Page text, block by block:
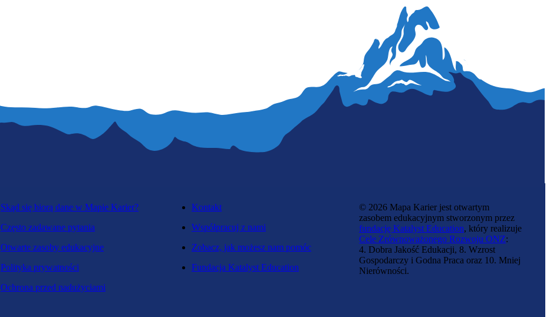
Skąd się biorą dane w Mapie Karier?
Często zadawane pytania
Otwarte zasoby edukacyjne
Polityka prywatności
Ochrona przed nadużyciami
Kontakt
Współpracuj z nami
Zobacz, jak możesz nam pomóc
Fundacja Katalyst Education
© 2026 Mapa Karier jest otwartym
zasobem edukacyjnym stworzonym przez
fundację Katalyst Education, który realizuje
Cele Zrównoważonego Rozwoju ONZ:
4. Dobra Jakość Edukacji, 8. Wzrost
Gospodarczy i Godna Praca oraz 10. Mniej
Nierówności.